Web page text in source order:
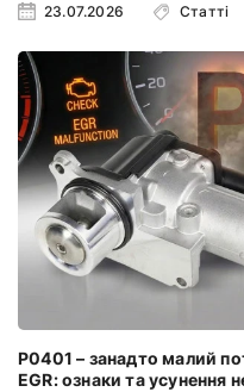
23.07.2026 Статті
P0401 – занадто малий
EGR: ознаки та усунення